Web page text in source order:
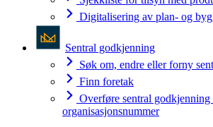
Digitalisering av plan- og
Sentral godkjenning
Søk om, endre eller forny
Finn foretak
Overføre sentral
organisasjonsnummer